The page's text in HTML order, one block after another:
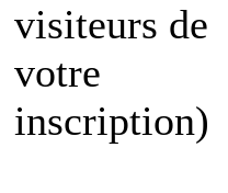
visiteurs de
votre
inscription)